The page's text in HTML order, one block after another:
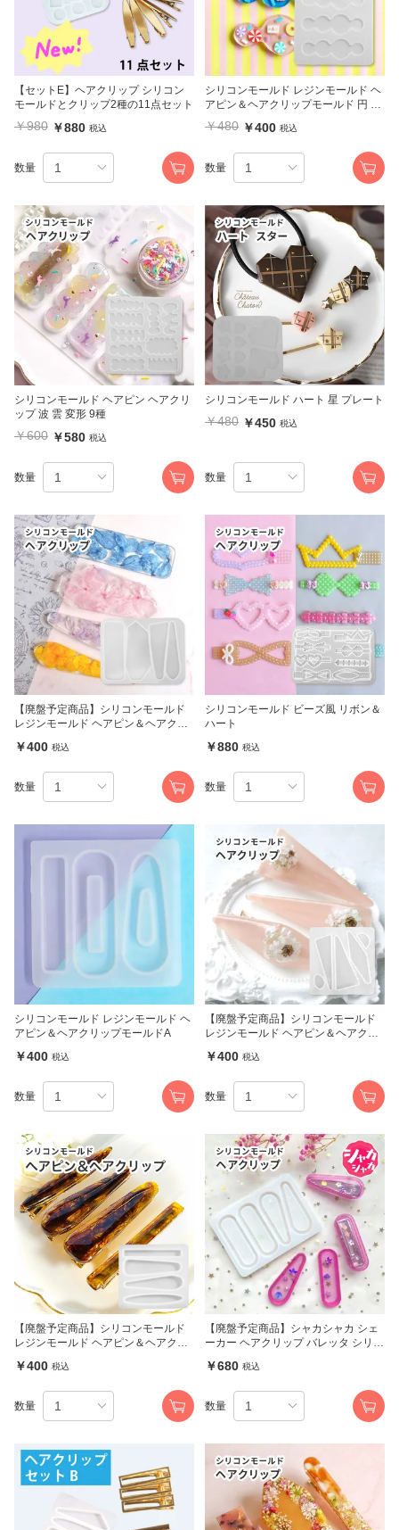
【セットE】ヘアクリップ シリコン
モールドとクリップ2種の11点セット
￥980 ￥880 税込
数量
シリコンモールド レジンモールド ヘ
アピン＆ヘアクリップモールド 円 マ
ル 3種
￥480 ￥400 税込
数量
シリコンモールド ヘアピン ヘアクリ
ップ 波 雲 変形 9種
￥600 ￥580 税込
数量
シリコンモールド ハート 星 プレート
￥480 ￥450 税込
数量
【廃盤予定商品】シリコンモールド
レジンモールド ヘアピン＆ヘアクリ
￥400 税込
数量
シリコンモールド ビーズ風 リボン＆
ハート
￥880 税込
数量
シリコンモールド レジンモールド ヘ
アピン＆ヘアクリップモールドA
￥400 税込
数量
【廃盤予定商品】シリコンモールド
レジンモールド ヘアピン＆ヘアクリ
￥400 税込
数量
【廃盤予定商品】シリコンモールド
レジンモールド ヘアピン＆ヘアクリ
￥400 税込
数量
【廃盤予定商品】シャカシャカ シェ
ーカー ヘアクリップ バレッタ シリコ
￥680 税込
数量